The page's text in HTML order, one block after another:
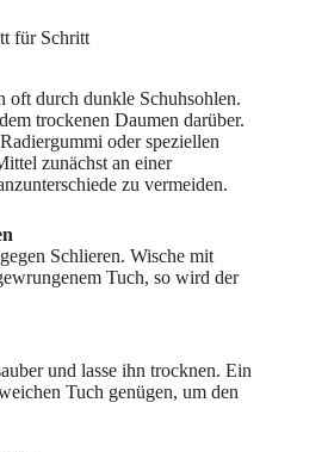
für Schritt
oft durch dunkle Schuhsohlen.
trockenen Daumen darüber.
oder speziellen
zunächst an einer
zu vermeiden.
Schlieren. Wische mit
Tuch, so wird der
und lasse ihn trocknen. Ein
Tuch genügen, um den